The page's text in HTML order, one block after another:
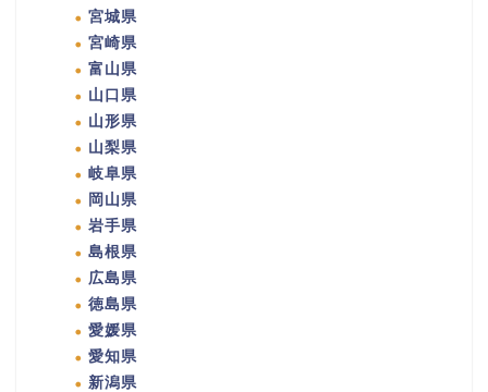
宮城県
宮崎県
富山県
山口県
山形県
山梨県
岐阜県
岡山県
岩手県
島根県
広島県
徳島県
愛媛県
愛知県
新潟県